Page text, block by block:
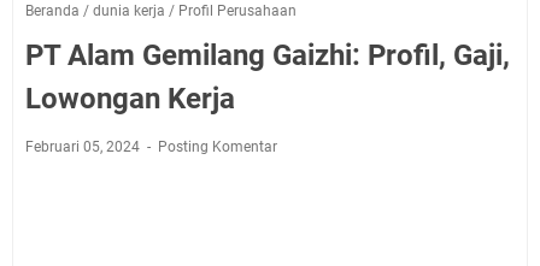
Beranda / dunia kerja / Profil Perusahaan
PT Alam Gemilang Gaizhi: Profil, Gaji,
Lowongan Kerja
Februari 05, 2024 Posting Komentar